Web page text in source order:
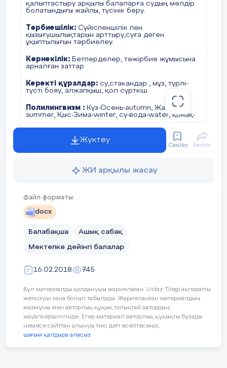
қалыптастыру арқылы балаларға судың мөлдір
болатындығы жайлы, түсінік беру.
Тәрбиешілік: Сүйіспеншілік пен
қызығушылықтарын арттыру,суға деген
ұқыптылығын тәрбиелеу.
Көрнекілік: Бетперделер, тәжірбие жұмысына
арналған заттар
Керекті құралдар: су,стакандар , мұз, түрлі-
түсті бояу, алжапқыш, қол сүрткіш
Полилингвизм : Күз-Осень-autumn, Жаз-Лето-
summer, Қыс-Зима-winter, су-вода-water, қонақ-
гость- a guest, мұз-лёд-aci
Инклюзивтік әлеумет: Санжарға сұрақ қойып
толық жауап алу
Мотивац-қ
Самал жел бізді желдетші
Мөлдір су бізді салқындат
Жүктеу
Сақтау Бөлісу
ЖИ арқылы жасау
Файл форматы:
docx
Балабақша Ашық сабақ
Мектепке дейінгі балалар
16.02.2018 745
Бұл материалды қолданушы жариялаған. Ustaz Tilegi ақпаратты
жеткізуші ғана болып табылады. Жарияланған материалдың
мазмұны мен авторлық құқық толықтай автордың
жауапкершілігінде. Егер материал авторлық құқықты бұзады
немесе сайттан алынуы тиіс деп есептесеңіз,
шағым қалдыра аласыз